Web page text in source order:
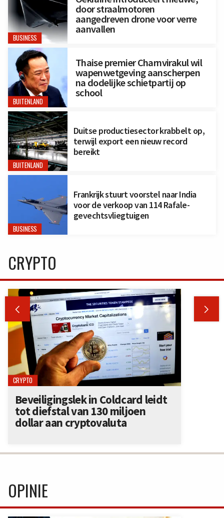
BUSINESS
door straalmotoren
aangedreven drone voor verre
aanvallen
BUITENLAND
Thaise premier Charnvirakul wil
wapenwetgeving aanscherpen
na dodelijke schietpartij op
school
BUITENLAND
Duitse productiesector krabbelt op,
terwijl export een nieuw record
bereikt
BUSINESS
Frankrijk stuurt voorstel naar India
voor de verkoop van 114 Rafale-
gevechtsvliegtuigen
CRYPTO
 
CRYPTO
Beveiligingslek in Coldcard leidt
tot diefstal van 130 miljoen
dollar aan cryptovaluta
OPINIE